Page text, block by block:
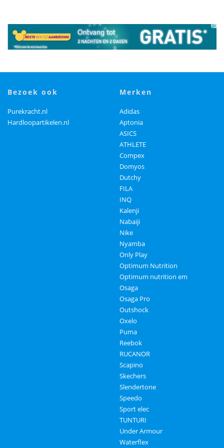
bezoek ook
Purekracht.nl
Hardloopartikelen.nl
merken
Adidas
Aptonia
ASICS
ATHLETE
Compex
Domyos
Dutchy
FILA
INQ
Kalenji
Nabaiji
Nike
Nyamba
Only Play
Optimum Nutrition
Optimum nutrition em
Osaga
Osaga Pro
Outshock
Oxelo
Puma
Reebok
RUCANOR
Scapino
Skechers
Slendertone
Speedo
Sport elec
TUNTURI
Under Armour
Waterflex